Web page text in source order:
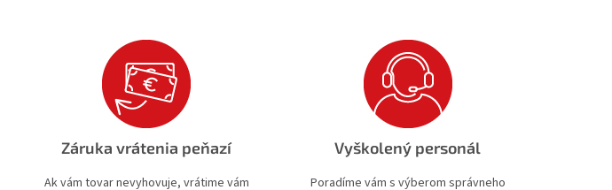
Záruka vrátenia peňazí
Ak vám tovar nevyhovuje, vrátime vám
Vyškolený personál
Poradíme vám s výberom správneho